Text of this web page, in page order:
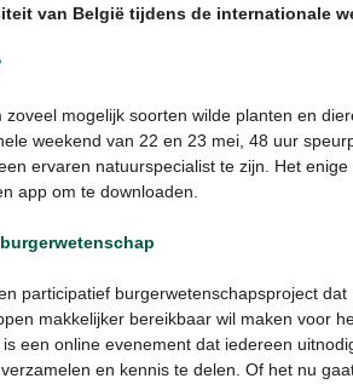
van België tijdens de internationale
zoveel mogelijk soorten wilde planten en
weekend van 22 en 23 mei, 48 uur
ervaren natuurspecialist te zijn. Het
app om te downloaden.
participatief burgerwetenschapsproject dat
makkelijker bereikbaar wil maken voor
een online evenement dat iedereen
en kennis te delen. Of het nu